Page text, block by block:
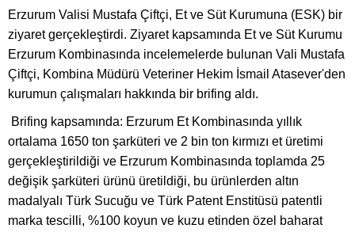
Erzurum Valisi Mustafa Çiftçi, Et ve Süt Kurumuna (ESK) bir
ziyaret gerçekleştirdi. Ziyaret kapsamında Et ve Süt Kurumu
Erzurum Kombinasında incelemelerde bulunan Vali Mustafa
Çiftçi, Kombina Müdürü Veteriner Hekim İsmail Atasever'den
kurumun çalışmaları hakkında bir brifing aldı.
Brifing kapsamında: Erzurum Et Kombinasında yıllık
ortalama 1650 ton şarküteri ve 2 bin ton kırmızı et üretimi
gerçekleştirildiği ve Erzurum Kombinasında toplamda 25
değişik şarküteri ürünü üretildiği, bu ürünlerden altın
madalyalı Türk Sucuğu ve Türk Patent Enstitüsü patentli
marka tescilli, %100 koyun ve kuzu etinden özel baharat